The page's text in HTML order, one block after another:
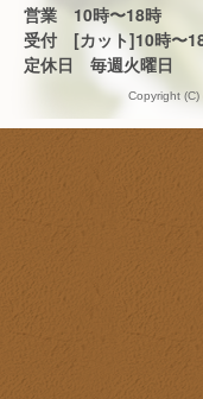
営業 10時〜18時
受付 [カット]10時〜
定休日 毎週火曜日
Copyright